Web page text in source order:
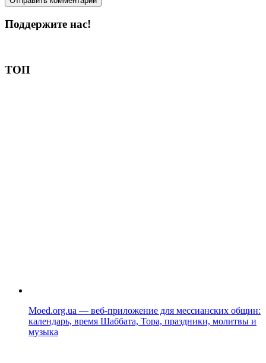
Поддержите нас!
ТОП
Moed.org.ua — веб-приложение для мессианских общин:
календарь, время Шаббата, Тора, праздники, молитвы и
музыка